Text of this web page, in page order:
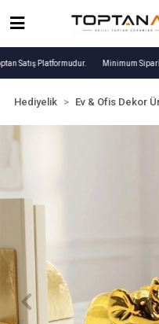
Satış Platformudur. Minimum
Hediyelik Ev & Ofis Dekor